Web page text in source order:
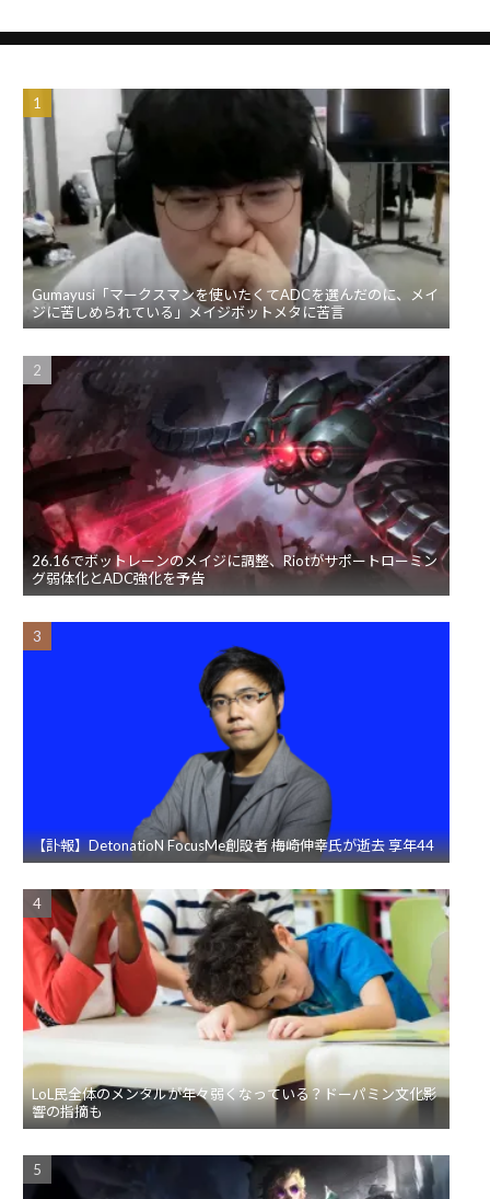
Gumayusi「マークスマンを使いたくてADCを選んだのに、メイ
ジに苦しめられている」メイジボットメタに苦言
26.16でボットレーンのメイジに調整、Riotがサポートローミン
グ弱体化とADC強化を予告
【訃報】DetonatioN FocusMe創設者 梅崎伸幸氏が逝去 享年44
LoL民全体のメンタルが年々弱くなっている？ドーパミン文化影
響の指摘も